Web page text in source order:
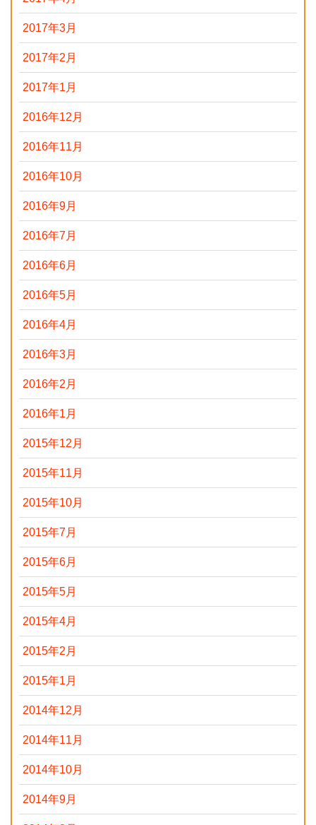
2017年3月
2017年2月
2017年1月
2016年12月
2016年11月
2016年10月
2016年9月
2016年7月
2016年6月
2016年5月
2016年4月
2016年3月
2016年2月
2016年1月
2015年12月
2015年11月
2015年10月
2015年7月
2015年6月
2015年5月
2015年4月
2015年2月
2015年1月
2014年12月
2014年11月
2014年10月
2014年9月